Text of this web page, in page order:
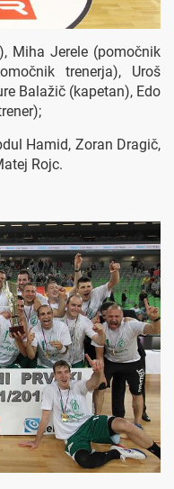
Miha Jerele (pomočnik
trenerja), Uroš
Balažič (kapetan), Edo
Hamid, Zoran Dragič,
Rojc.